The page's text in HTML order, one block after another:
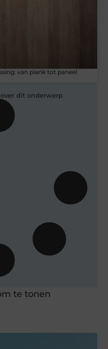
van plank tot paneel
dit onderwerp
te tonen